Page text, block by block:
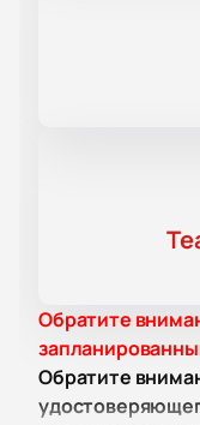
Обратите
Обратите